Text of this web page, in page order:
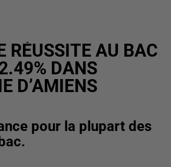
RÉUSSITE AU BAC
DANS
D’AMIENS
pour la plupart des